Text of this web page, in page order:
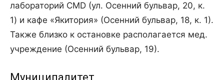
лабораторий CMD (ул. Осенний бульвар, 20, к.
1) и кафе «Якитория» (Осенний бульвар, 18, к. 1).
Также близко к остановке располагается мед.
учреждение (Осенний бульвар, 19).
Муниципалитет